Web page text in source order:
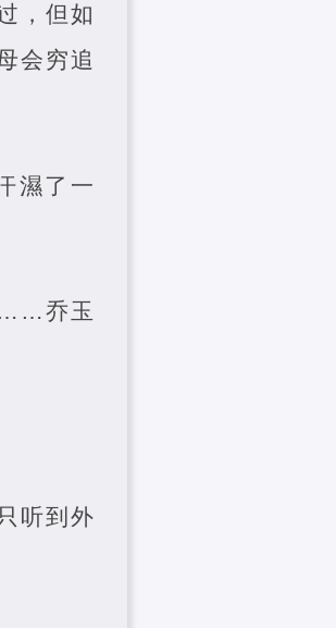
，但如
会穷追
濕了一
……乔玉
听到外